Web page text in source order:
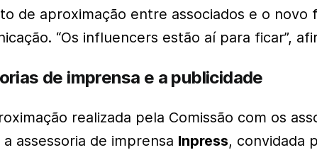
de aproximação entre associados e o novo
“Os influencers estão aí para ficar”,
de imprensa e a publicidade
realizada pela Comissão com os
assessoria de imprensa Inpress, convidada